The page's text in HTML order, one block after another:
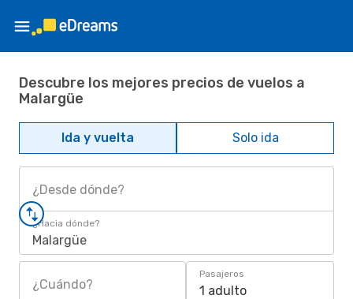
Descubre los mejores precios de vuelos a
Malargüe
Ida y vuelta Solo ida
¿Desde dónde?
¿Hacia dónde?
Malargüe
¿Cuándo?
Pasajeros
1 adulto